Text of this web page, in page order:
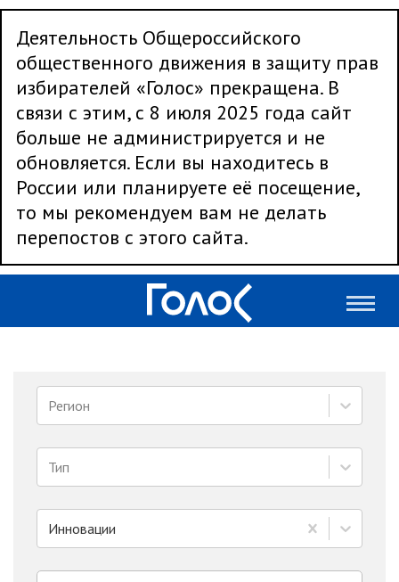
Деятельность Общероссийского
общественного движения в защиту прав
избирателей «Голос» прекращена. В
связи с этим, с 8 июля 2025 года сайт
больше не администрируется и не
обновляется. Если вы находитесь в
России или планируете её посещение,
то мы рекомендуем вам не делать
перепостов с этого сайта.
Регион
Тип
Инновации